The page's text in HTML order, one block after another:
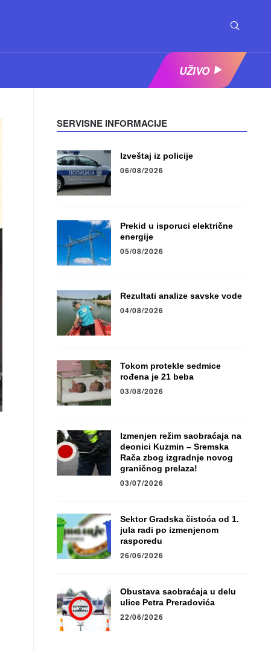
UŽIVO
SERVISNE INFORMACIJE
Izveštaj iz policije
06/08/2026
Prekid u isporuci električne
energije
05/08/2026
Rezultati analize savske vode
04/08/2026
Tokom protekle sedmice
rođena je 21 beba
03/08/2026
Izmenjen režim saobraćaja na
deonici Kuzmin – Sremska
Rača zbog izgradnje novog
graničnog prelaza!
03/07/2026
Sektor Gradska čistoća od 1.
jula radi po izmenjenom
rasporedu
26/06/2026
Obustava saobraćaja u delu
ulice Petra Preradovića
22/06/2026